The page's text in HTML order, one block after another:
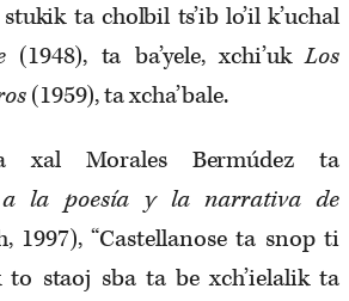
ta cholbil ts’ib lo’il k’uchal
(1948), ta ba’yele, xchi’ukLos
(1959), ta xcha’bale.
xal Morales Bermúdez ta
a la poesía y la narrativa de
1997), “Castellanose ta snop ti
to staoj sba ta be xch’ielalik ta